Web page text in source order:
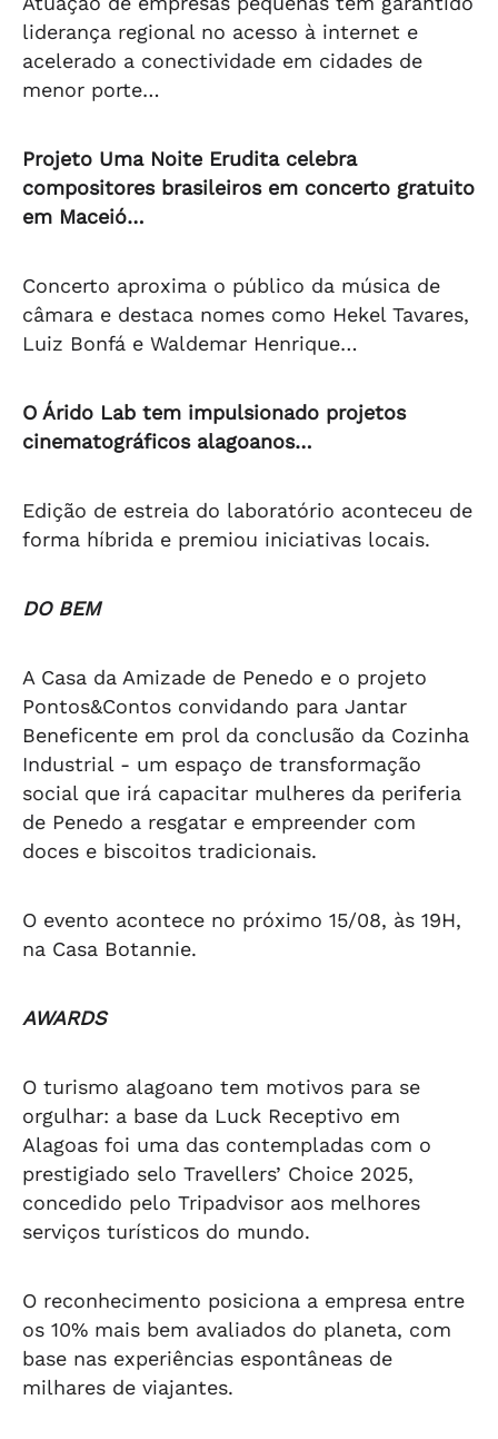
liderança regional no acesso à internet e
acelerado a conectividade em cidades de
menor porte…
Projeto Uma Noite Erudita celebra
compositores brasileiros em concerto gratuito
em Maceió…
Concerto aproxima o público da música de
câmara e destaca nomes como Hekel Tavares,
Luiz Bonfá e Waldemar Henrique…
O Árido Lab tem impulsionado projetos
cinematográficos alagoanos…
Edição de estreia do laboratório aconteceu de
forma híbrida e premiou iniciativas locais.
DO BEM
A Casa da Amizade de Penedo e o projeto
Pontos&Contos convidando para Jantar
Beneficente em prol da conclusão da Cozinha
Industrial - um espaço de transformação
social que irá capacitar mulheres da periferia
de Penedo a resgatar e empreender com
doces e biscoitos tradicionais.
O evento acontece no próximo 15/08, às 19H,
na Casa Botannie.
AWARDS
O turismo alagoano tem motivos para se
orgulhar: a base da Luck Receptivo em
Alagoas foi uma das contempladas com o
prestigiado selo Travellers’ Choice 2025,
concedido pelo Tripadvisor aos melhores
serviços turísticos do mundo.
O reconhecimento posiciona a empresa entre
os 10% mais bem avaliados do planeta, com
base nas experiências espontâneas de
milhares de viajantes.